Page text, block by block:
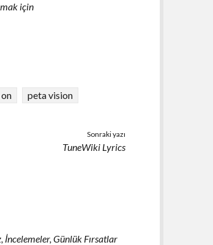
için
peta vision
Sonraki yazı
TuneWiki Lyrics
Günlük Fırsatlar